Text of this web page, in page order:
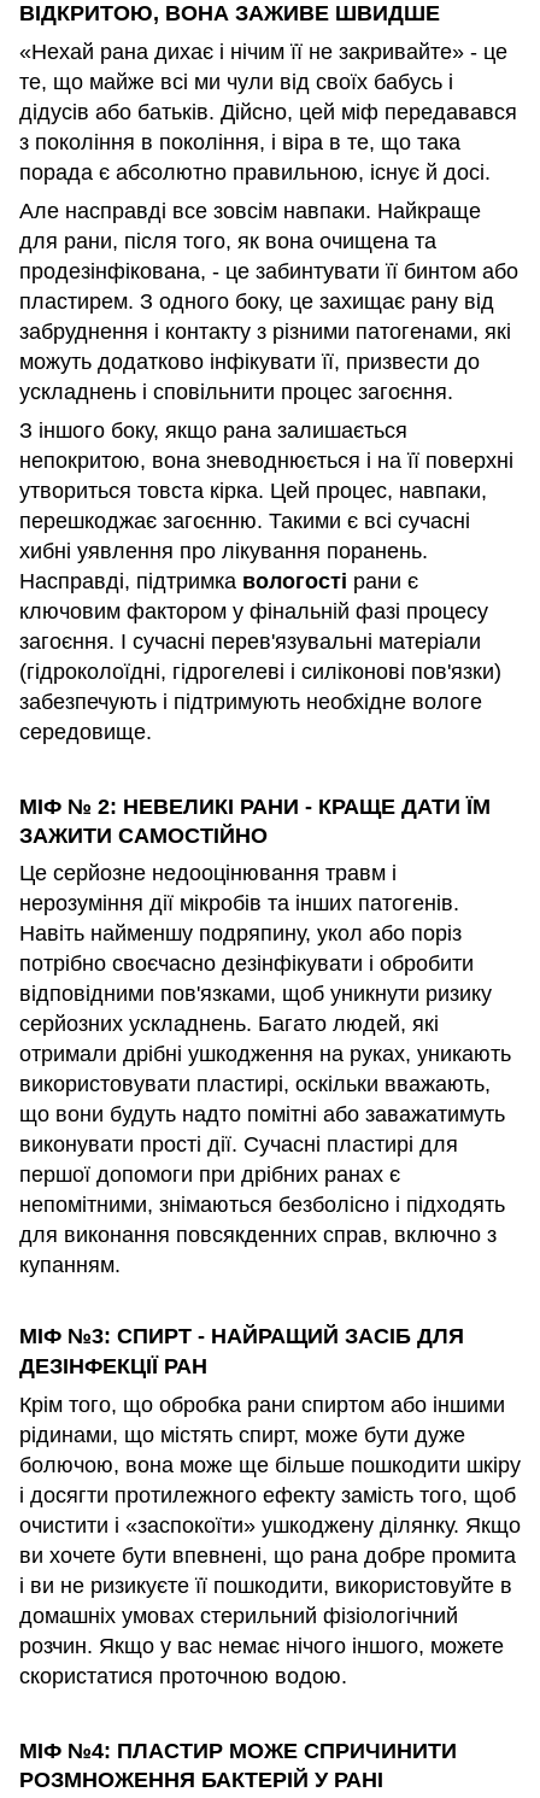
ВІДКРИТОЮ, ВОНА ЗАЖИВЕ ШВИДШЕ
«Нехай рана дихає і нічим її не закривайте» - це
те, що майже всі ми чули від своїх бабусь і
дідусів або батьків. Дійсно, цей міф передавався
з покоління в покоління, і віра в те, що така
порада є абсолютно правильною, існує й досі.
Але насправді все зовсім навпаки. Найкраще
для рани, після того, як вона очищена та
продезінфікована, - це забинтувати її бинтом або
пластирем. З одного боку, це захищає рану від
забруднення і контакту з різними патогенами, які
можуть додатково інфікувати її, призвести до
ускладнень і сповільнити процес загоєння.
З іншого боку, якщо рана залишається
непокритою, вона зневоднюється і на її поверхні
утвориться товста кірка. Цей процес, навпаки,
перешкоджає загоєнню. Такими є всі сучасні
хибні уявлення про лікування поранень.
Насправді, підтримка вологості рани є
ключовим фактором у фінальній фазі процесу
загоєння. І сучасні перев'язувальні матеріали
(гідроколоїдні, гідрогелеві і силіконові пов'язки)
забезпечують і підтримують необхідне вологе
середовище.
МІФ № 2: НЕВЕЛИКІ РАНИ - КРАЩЕ ДАТИ ЇМ
ЗАЖИТИ САМОСТІЙНО
Це серйозне недооцінювання травм і
нерозуміння дії мікробів та інших патогенів.
Навіть найменшу подряпину, укол або поріз
потрібно своєчасно дезінфікувати і обробити
відповідними пов'язками, щоб уникнути ризику
серйозних ускладнень. Багато людей, які
отримали дрібні ушкодження на руках, уникають
використовувати пластирі, оскільки вважають,
що вони будуть надто помітні або заважатимуть
виконувати прості дії. Сучасні пластирі для
першої допомоги при дрібних ранах є
непомітними, знімаються безболісно і підходять
для виконання повсякденних справ, включно з
купанням.
МІФ №3: СПИРТ - НАЙРАЩИЙ ЗАСІБ ДЛЯ
ДЕЗІНФЕКЦІЇ РАН
Крім того, що обробка рани спиртом або іншими
рідинами, що містять спирт, може бути дуже
болючою, вона може ще більше пошкодити шкіру
і досягти протилежного ефекту замість того, щоб
очистити і «заспокоїти» ушкоджену ділянку. Якщо
ви хочете бути впевнені, що рана добре промита
і ви не ризикуєте її пошкодити, використовуйте в
домашніх умовах стерильний фізіологічний
розчин. Якщо у вас немає нічого іншого, можете
скористатися проточною водою.
МІФ №4: ПЛАСТИР МОЖЕ СПРИЧИНИТИ
РОЗМНОЖЕННЯ БАКТЕРІЙ У РАНІ